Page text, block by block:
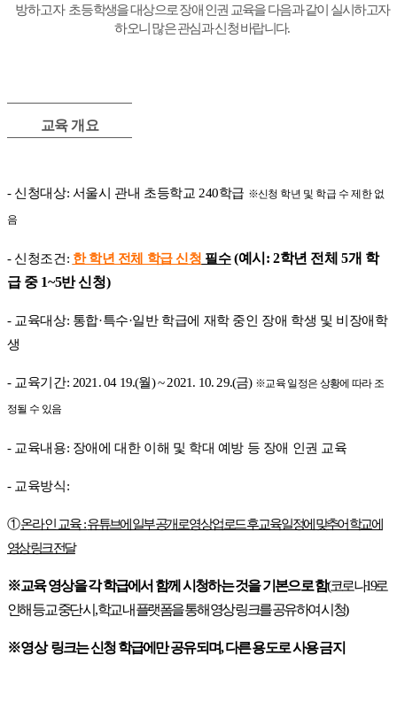
방하고자 초등학생을 대상으로 장애 인권 교육을 다음과 같이 실시하고자
하오니 많은 관심과 신청 바랍니다.
교육 개요
- 신청대상: 서울시 관내 초등학교 240학급 ※신청 학년 및 학급 수 제한 없
음
- 신청조건: 한 학년 전체 학급 신청 필수 (예시 : 2학년 전체5개 학
급 중 1~5반 신청)
- 교육대상: 통합·특수·일반 학급에 재학 중인 장애 학생 및 비장애학
생
- 교육기간: 2021. 04 19.(월) ~ 2021. 10. 29.(금) ※교육 일정은 상황에 따라 조
정될 수 있음
- 교육내용: 장애에 대한 이해 및 학대 예방 등 장애 인권 교육
- 교육방식:
①온라인 교육:유튜브에 일부 공개로 영상 업로드 후 교육 일정에 맞추어 학교에
영상 링크 전달
※교육 영상을 각 학급에서 함께 시청하는 것을 기본으로 함(코로나19로
인해 등교 중단 시 ,학교 내 플랫폼을 통해 영상 링크를 공유하여 시청)
※영상링크는 신청 학급에만 공유되며,다른 용도로 사용 금지